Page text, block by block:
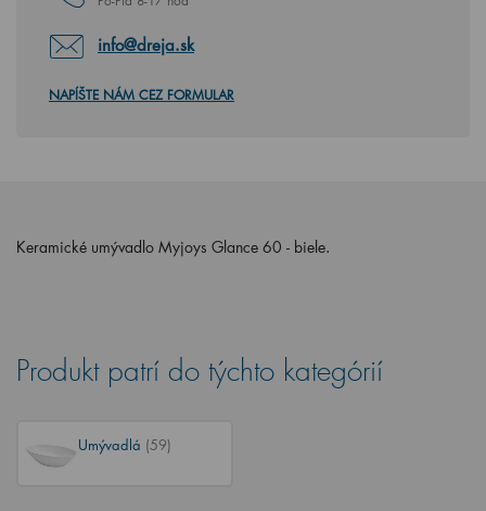
info@dreja.sk
NAPÍŠTE NÁM CEZ FORMULAR
Keramické umývadlo Myjoys Glance 60 - biele.
Produkt patrí do týchto kategórií
Umývadlá (59)